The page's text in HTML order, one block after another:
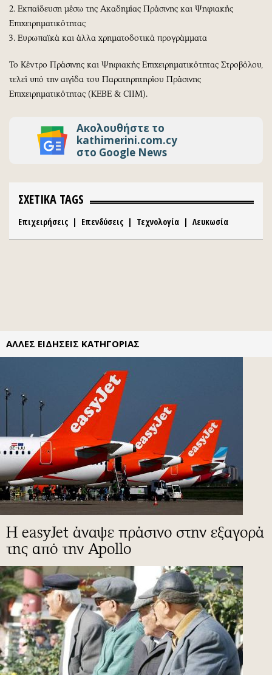
2. Εκπαίδευση μέσω της Ακαδημίας Πράσινης και Ψηφιακής
Επιχειρηματικότητας
3. Ευρωπαϊκά και άλλα χρηματοδοτικά προγράμματα
Το Κέντρο Πράσινης και Ψηφιακής Επιχειρηματικότητας Στροβόλου,
τελεί υπό την αιγίδα του Παρατηρητηρίου Πράσινης
Επιχειρηματικότητας (ΚΕΒΕ & CIIM).
Ακολουθήστε το
kathimerini.com.cy
στο Google News
ΣΧΕΤΙΚΑ TAGS
Επιχειρήσεις | Επενδύσεις | Τεχνολογία | Λευκωσία
ΑΛΛΕΣ ΕΙΔΗΣΕΙΣ ΚΑΤΗΓΟΡΙΑΣ
Η easyJet άναψε πράσινο στην εξαγορά
της από την Apollo